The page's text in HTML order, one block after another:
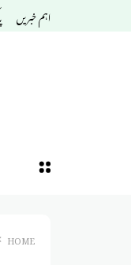
اہم خبریں
HOME